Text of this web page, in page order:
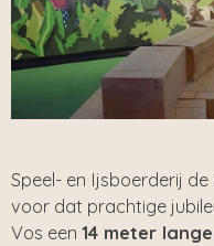
Speel- en Ijsboerderij
voor dat prachtige
Vos een 14 meter